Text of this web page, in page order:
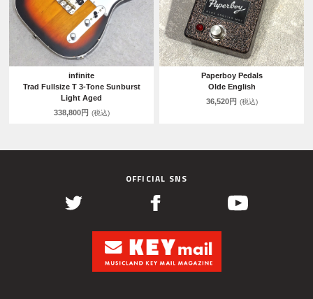
infinite
Trad Fullsize T 3-Tone Sunburst
Light Aged
338,800円 (税込)
Paperboy Pedals
Olde English
36,520円 (税込)
OFFICIAL SNS